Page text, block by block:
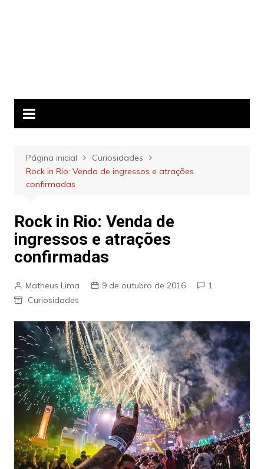
Página inicial
Curiosidades
Rock in Rio: Venda de ingressos e atrações
confirmadas
Rock in Rio: Venda de
ingressos e atrações
confirmadas
Matheus Lima 9 de outubro de 2016
1
Curiosidades